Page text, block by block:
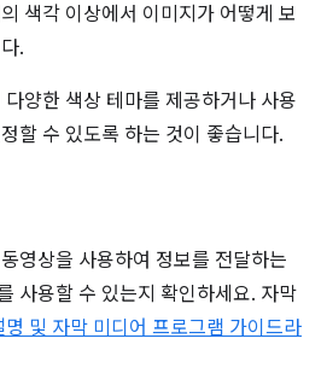
색각 이상에서 이미지가 어떻게 보
.
양한 색상 테마를 제공하거나 사용
할 수 있도록 하는 것이 좋습니다.
영상을 사용하여 정보를 전달하는
사용할 수 있는지 확인하세요. 자막
명 및 자막 미디어 프로그램 가이드라